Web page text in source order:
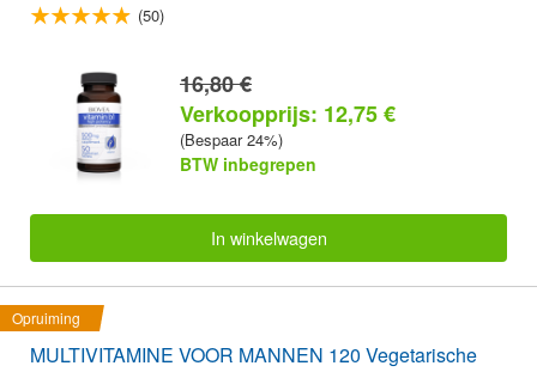
(50)
16,80 €
Verkoopprijs: 12,75 €
(Bespaar 24%)
BTW inbegrepen
In winkelwagen
Opruiming
MULTIVITAMINE VOOR MANNEN 120 Vegetarische